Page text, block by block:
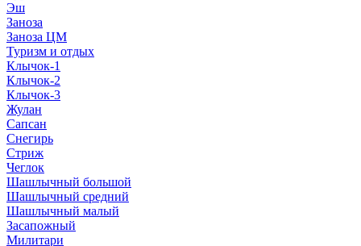
Эш
Заноза
Заноза ЦМ
Туризм и отдых
Клычок-1
Клычок-2
Клычок-3
Жулан
Сапсан
Снегирь
Стриж
Чеглок
Шашлычный большой
Шашлычный средний
Шашлычный малый
Засапожный
Милитари